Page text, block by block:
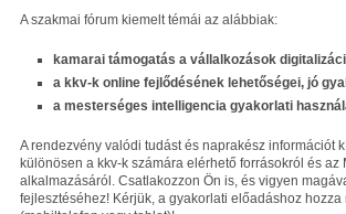
A szakmai fórum kiemelt témái az alábbiak:
kamarai támogatás a vállalkozások
a kkv-k online fejlődésének lehetőségei, jó
a mesterséges intelligencia gyakorlati
A rendezvény valódi tudást és naprakész információt
különösen a kkv-k számára elérhető forrásokról és az
alkalmazásáról. Csatlakozzon Ön is, és vigyen
fejlesztéséhez! Kérjük, a gyakorlati előadáshoz